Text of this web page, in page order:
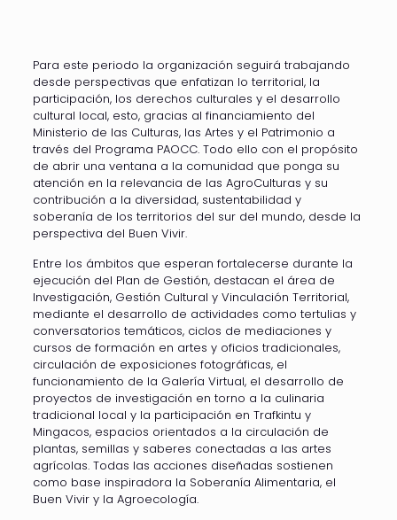
Para este periodo la organización seguirá trabajando
desde perspectivas que enfatizan lo territorial, la
participación, los derechos culturales y el desarrollo
cultural local, esto, gracias al financiamiento del
Ministerio de las Culturas, las Artes y el Patrimonio a
través del Programa PAOCC. Todo ello con el propósito
de abrir una ventana a la comunidad que ponga su
atención en la relevancia de las AgroCulturas y su
contribución a la diversidad, sustentabilidad y
soberanía de los territorios del sur del mundo, desde la
perspectiva del Buen Vivir.
Entre los ámbitos que esperan fortalecerse durante la
ejecución del Plan de Gestión, destacan el área de
Investigación, Gestión Cultural y Vinculación Territorial,
mediante el desarrollo de actividades como tertulias y
conversatorios temáticos, ciclos de mediaciones y
cursos de formación en artes y oficios tradicionales,
circulación de exposiciones fotográficas, el
funcionamiento de la Galería Virtual, el desarrollo de
proyectos de investigación en torno a la culinaria
tradicional local y la participación en Trafkintu y
Mingacos, espacios orientados a la circulación de
plantas, semillas y saberes conectadas a las artes
agrícolas. Todas las acciones diseñadas sostienen
como base inspiradora la Soberanía Alimentaria, el
Buen Vivir y la Agroecología.